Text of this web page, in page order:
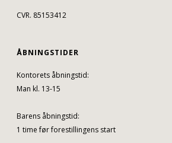
CVR. 85153412
ÅBNINGSTIDER
Kontorets åbningstid:
Man kl. 13-15
Barens åbningstid:
1 time før forestillingens start